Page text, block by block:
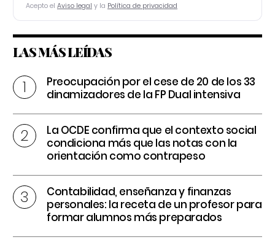
Acepto el Aviso legal y la Política de privacidad
LAS MÁS LEÍDAS
Preocupación por el cese de 20 de los 33
dinamizadores de la FP Dual intensiva
La OCDE confirma que el contexto social
condiciona más que las notas con la
orientación como contrapeso
Contabilidad, enseñanza y finanzas
personales: la receta de un profesor para
formar alumnos más preparados